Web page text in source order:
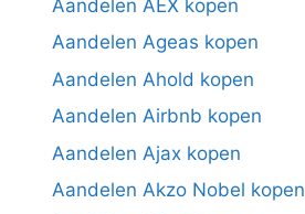
Aandelen AEX kopen
Aandelen Ageas kopen
Aandelen Ahold kopen
Aandelen Airbnb kopen
Aandelen Ajax kopen
Aandelen Akzo Nobel kopen